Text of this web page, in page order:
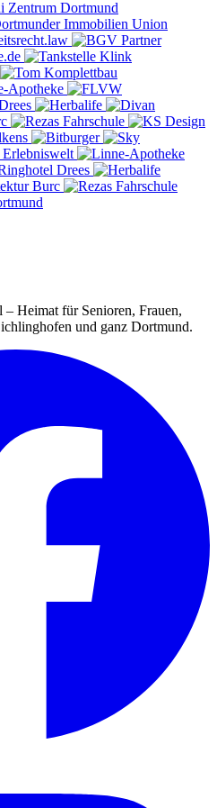
Heimat für Senioren, Frauen,
und ganz Dortmund.